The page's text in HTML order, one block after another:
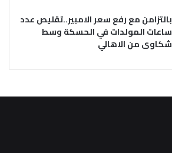
بالتزامن مع رفع سعر الامبير..تقليص عدد
ساعات المولدات في الحسكة وسط
شكاوى من الاهالي